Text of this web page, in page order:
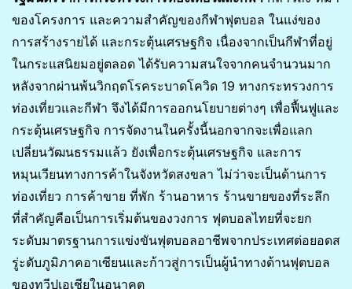
ของโครงการ และความสำคัญของกีฬาฟุตบอล ในแง่ของ
การสร้างรายได้ และกระตุ้นเศรษฐกิจ เนื่องจากเป็นกีฬาที่อยู่
ในกระแสนิยมอยู่ตลอด ได้รับความสนใจจากคนจำนวนมาก
หลังจากผ่านพ้นวิกฤตโรคระบาดโควิด 19 ทางกระทรวงการ
ท่องเที่ยวและกีฬา จึงได้มีการออกนโยบายต่างๆ เพื่อฟื้นฟูและ
กระตุ้นเศรษฐกิจ การจัดงานในครั้งนี้นอกจากจะเพื่อแลก
เปลี่ยนวัฒนธรรมแล้ว ยังเพื่อกระตุ้นเศรษฐกิจ และการ
หมุนเวียนทางการค้าในจังหวัดสงขลา ไม่ว่าจะเป็นด้านการ
ท่องเที่ยว การค้าขาย ที่พัก ร้านอาหาร ร้านขายของที่ระลึก
ที่สำคัญคือเป็นการเริ่มต้นของวงการ ฟุตบอลไทยที่จะยก
ระดับมาตรฐานการแข่งขันฟุตบอลอาชีพจากประเทศต่อยอดส
รู่ะดับภูมิภาคอาเซียนและก้าวสู่การเป็นผู้นำทางด้านฟุตบอล
ของทวีปเอเชียในอนาคต